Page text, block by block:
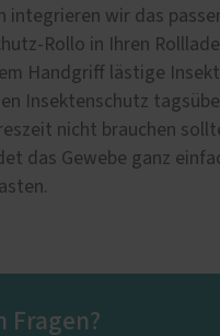
integrieren wir das
Rollo in Ihren
Handgriff lästige
Insektenschutz
nicht brauchen
das Gewebe ganz
Fragen?